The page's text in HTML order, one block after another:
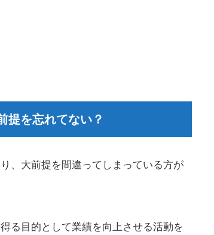
提を忘れてない？
、大前提を間違ってしまっている方が
る目的として業績を向上させる活動を